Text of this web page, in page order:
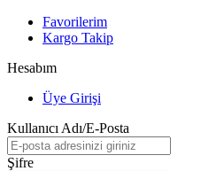
Favorilerim
Kargo Takip
Hesabım
Üye Girişi
Kullanıcı Adı/E-Posta
Şifre